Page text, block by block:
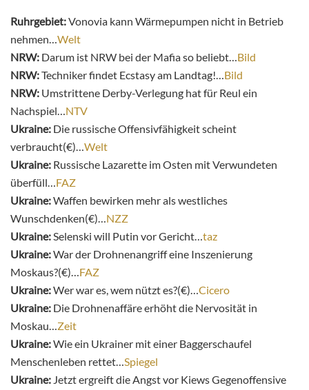
Ruhrgebiet:Vonovia kann Wärmepumpen nicht in Betrieb
nehmen…Welt
NRW: Darum ist NRW bei der Mafia so beliebt…Bild
NRW:Techniker findet Ecstasy am Landtag!…Bild
NRW: Umstrittene Derby-Verlegung hat für Reul ein
Nachspiel…NTV
Ukraine: Die russische Offensivfähigkeit scheint
verbraucht(€)…Welt
Ukraine: Russische Lazarette im Osten mit Verwundeten
überfüll…FAZ
Ukraine:Waffen bewirken mehr als westliches
Wunschdenken(€)…NZZ
Ukraine:Selenski will Putin vor Gericht…taz
Ukraine:War der Drohnenangriff eine Inszenierung
Moskaus?(€)…FAZ
Ukraine:Wer war es, wem nützt es?(€)…Cicero
Ukraine: Die Drohnenaffäre erhöht die Nervosität in
Moskau…Zeit
Ukraine:Wie ein Ukrainer mit einer Baggerschaufel
Menschenleben rettet…Spiegel
Ukraine: Jetzt ergreift die Angst vor Kiews Gegenoffensive